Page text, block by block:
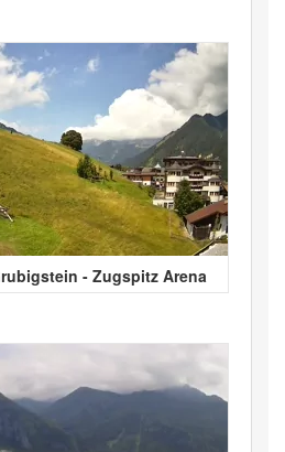
- Zugspitz Arena